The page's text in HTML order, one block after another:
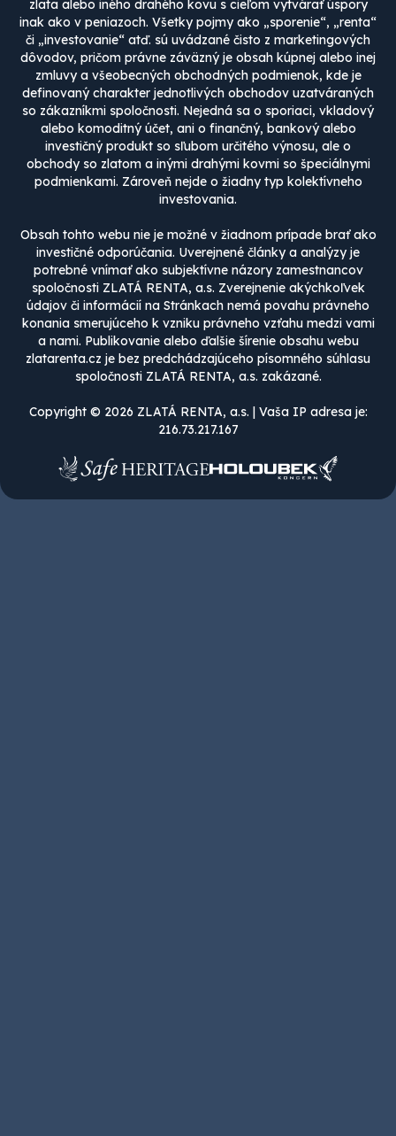
zlata alebo iného drahého kovu s cieľom vytvárať úspory
inak ako v peniazoch. Všetky pojmy ako „sporenie“, „renta“
či „investovanie“ atď. sú uvádzané čisto z marketingových
dôvodov, pričom právne záväzný je obsah kúpnej alebo inej
zmluvy a všeobecných obchodných podmienok, kde je
definovaný charakter jednotlivých obchodov uzatváraných
so zákazníkmi spoločnosti. Nejedná sa o sporiaci, vkladový
alebo komoditný účet, ani o finančný, bankový alebo
investičný produkt so sľubom určitého výnosu, ale o
obchody so zlatom a inými drahými kovmi so špeciálnymi
podmienkami. Zároveň nejde o žiadny typ kolektívneho
investovania.
Obsah tohto webu nie je možné v žiadnom prípade brať ako
investičné odporúčania. Uverejnené články a analýzy je
potrebné vnímať ako subjektívne názory zamestnancov
spoločnosti ZLATÁ RENTA, a.s. Zverejnenie akýchkoľvek
údajov či informácií na Stránkach nemá povahu právneho
konania smerujúceho k vzniku právneho vzťahu medzi vami
a nami. Publikovanie alebo ďalšie šírenie obsahu webu
zlatarenta.cz je bez predchádzajúceho písomného súhlasu
spoločnosti ZLATÁ RENTA, a.s. zakázané.
Copyright © 2026 ZLATÁ RENTA, a.s. | Vaša IP adresa je:
216.73.217.167